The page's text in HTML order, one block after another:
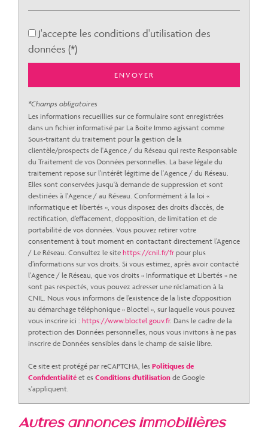
statistiques
Propriétaires (vs. locataires)
Taxe habitation
21,43 %
Taxe foncière
Habitants de moins de 25 ans
29,63 %
Habitants de 25 à 55 ans
36,44 %
Habitants de plus de 55 ans
Nombre d'enfants par famille
Familles sans enfant
Familles avec 1 ou 2 enfants
Maisons
45,33 %
Appartements
54,67 %
Familles avec 3 enfants
5,69 %
J'accepte les conditions d'utilisation des
données (*)
ENVOYER
*Champs obligatoires
Les informations recueillies sur ce formulaire sont enregistrées
dans un fichier informatisé par La Boite Immo agissant comme
Sous-traitant du traitement pour la gestion de la
clientèle/prospects de l'Agence / du Réseau qui reste Responsable
du Traitement de vos Données personnelles. La base légale du
traitement repose sur l'intérêt légitime de l'Agence / du Réseau.
Elles sont conservées jusqu'à demande de suppression et sont
destinées à l'Agence / au Réseau. Conformément à la loi «
informatique et libertés », vous disposez des droits d’accès, de
rectification, d’effacement, d’opposition, de limitation et de
portabilité de vos données. Vous pouvez retirer votre
consentement à tout moment en contactant directement l’Agence
/ Le Réseau. Consultez le site https://cnil.fr/fr pour plus
d’informations sur vos droits. Si vous estimez, après avoir contacté
l'Agence / le Réseau, que vos droits « Informatique et Libertés » ne
sont pas respectés, vous pouvez adresser une réclamation à la
CNIL. Nous vous informons de l’existence de la liste d'opposition
au démarchage téléphonique « Bloctel », sur laquelle vous pouvez
vous inscrire ici : https://www.bloctel.gouv.fr. Dans le cadre de la
protection des Données personnelles, nous vous invitons à ne pas
inscrire de Données sensibles dans le champ de saisie libre.
Ce site est protégé par reCAPTCHA, les Politiques de
Confidentialité et es Conditions d'utilisation de Google
s'appliquent.
autres annonces immobilières